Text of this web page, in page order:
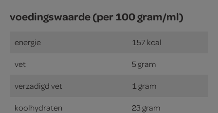
voedingswaarde (per 100 gram/ml)
energie 157 kcal
vet 5 gram
verzadigd vet 1 gram
koolhydraten 23 gram